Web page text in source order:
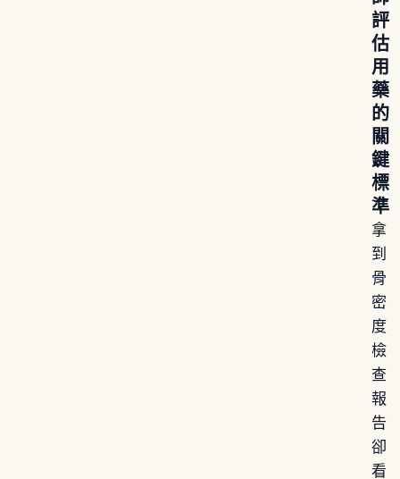
評
估
用
藥
的
關
鍵
標
準
拿
到
骨
密
度
檢
查
報
告
卻
看